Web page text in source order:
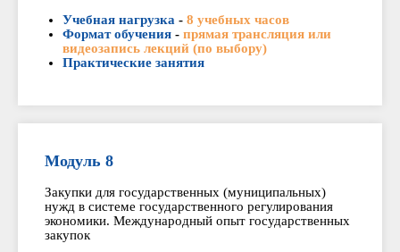
Учебная нагрузка - 8 учебных часов
Формат обучения - прямая трансляция или
видеозапись лекций (по выбору)
Практические занятия
Модуль 8
Закупки для государственных (муниципальных)
нужд в системе государственного регулирования
экономики. Международный опыт государственных
закупок